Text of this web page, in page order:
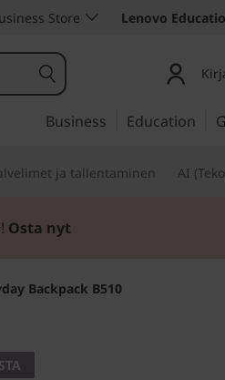
Store Lenovo
Business Education
ja tallentaminen AI
Osta nyt
Backpack B510